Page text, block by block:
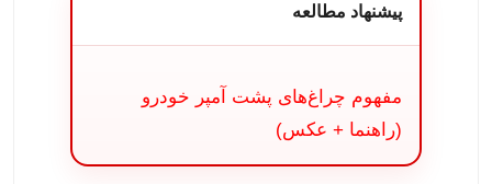
پیشنهاد مطالعه
مفهوم چراغ‌های پشت آمپر خودرو
(راهنما + عکس)